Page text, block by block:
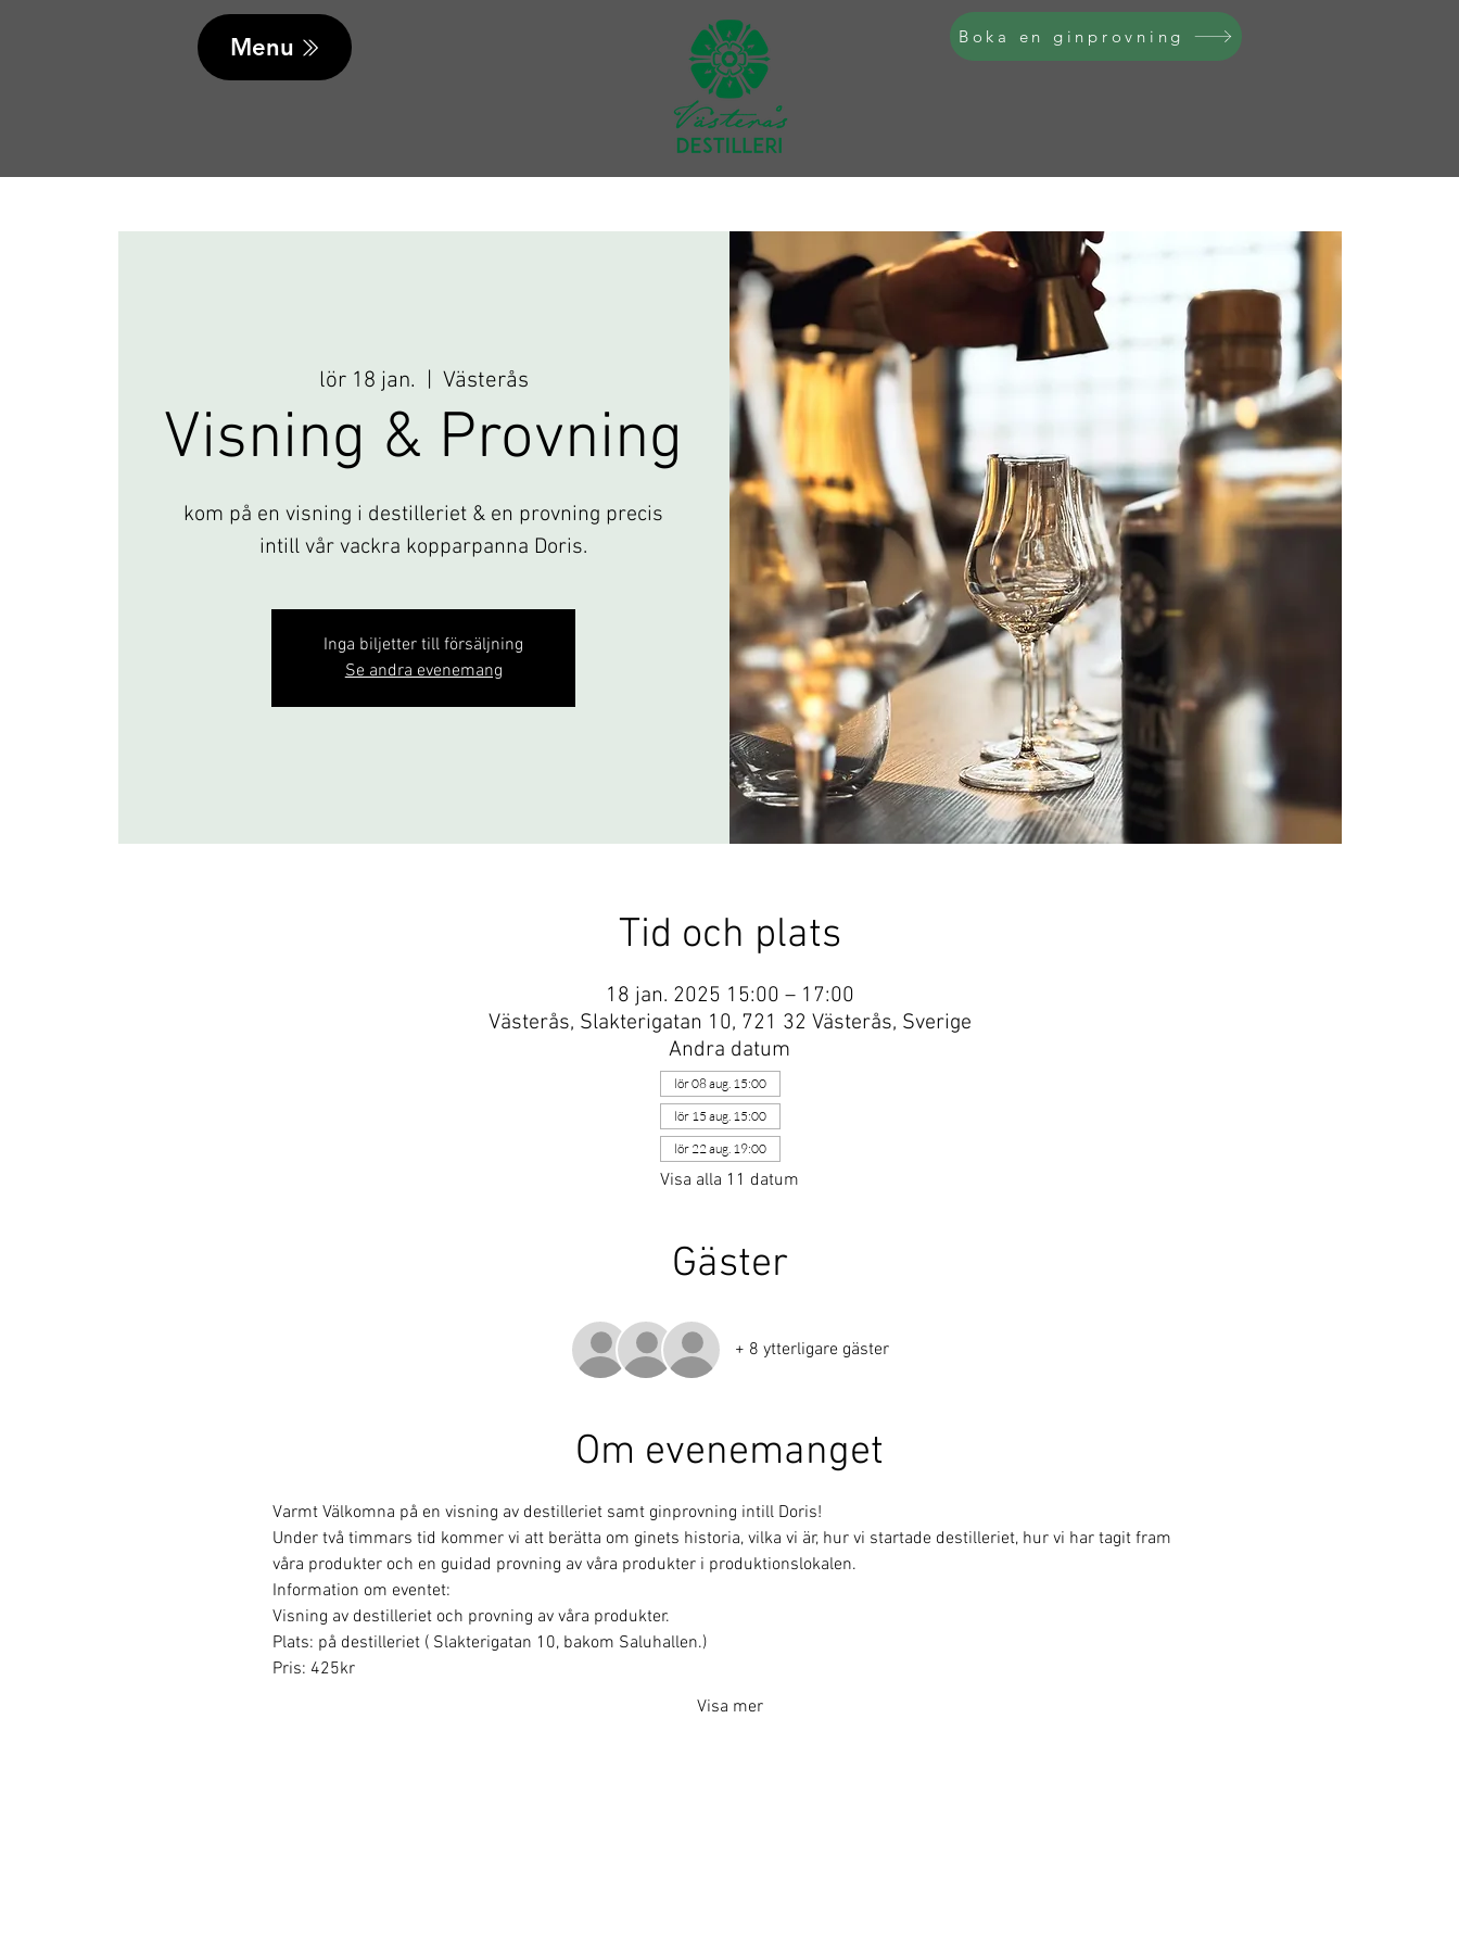
Menu Boka en ginprovning
lör 18 jan.
  |
Västerås
Visning & Provning
kom på en visning i destilleriet & en provning precis
intill vår vackra kopparpanna Doris.
Inga biljetter till försäljning
Se andra evenemang
Tid och plats
18 jan. 2025 15:00 – 17:00
Västerås, Slakterigatan 10, 721 32 Västerås, Sverige
Andra datum
lör 08 aug. 15:00
lör 15 aug. 15:00
lör 22 aug. 19:00
Visa alla 11 datum
Gäster
+ 8 ytterligare gäster
Om evenemanget
Varmt Välkomna på en visning av destilleriet samt ginprovning intill Doris!
Under två timmars tid kommer vi att berätta om ginets historia, vilka vi är, hur vi startade destilleriet, hur vi har tagit fram
våra produkter och en guidad provning av våra produkter i produktionslokalen.
Information om eventet:
Visning av destilleriet och provning av våra produkter.
Plats: på destilleriet ( Slakterigatan 10, bakom Saluhallen.)
Pris: 425kr
Visa mer